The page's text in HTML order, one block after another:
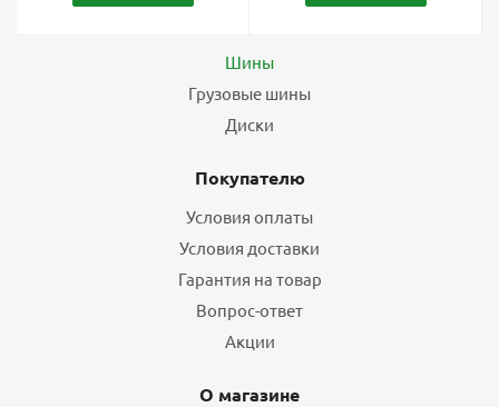
Шины
Грузовые шины
Диски
Покупателю
Условия оплаты
Условия доставки
Гарантия на товар
Вопрос-ответ
Акции
О магазине